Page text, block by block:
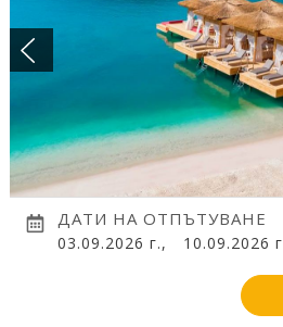
ДАТИ НА ОТПЪТУВАНЕ
03.09.2026 г., 10.09.2026